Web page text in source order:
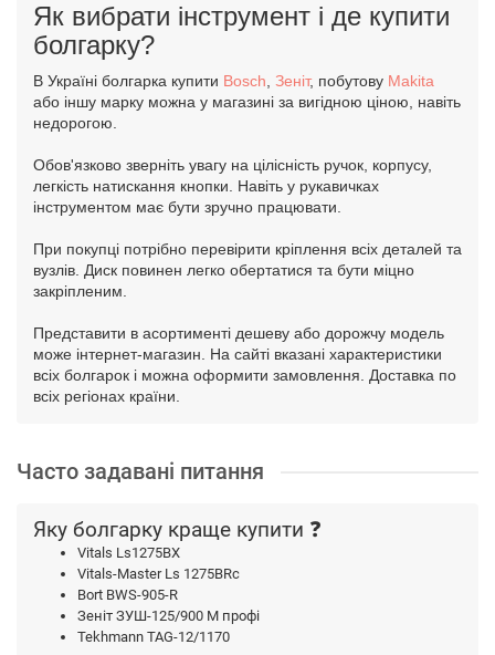
Як вибрати інструмент і де купити
болгарку?
В Україні болгарка купити Bosch, Зеніт, побутову Makita
або іншу марку можна у магазині за вигідною ціною, навіть
недорогою.
Обов'язково зверніть увагу на цілісність ручок, корпусу,
легкість натискання кнопки. Навіть у рукавичках
інструментом має бути зручно працювати.
При покупці потрібно перевірити кріплення всіх деталей та
вузлів. Диск повинен легко обертатися та бути міцно
закріпленим.
Представити в асортименті дешеву або дорожчу модель
може інтернет-магазин. На сайті вказані характеристики
всіх болгарок і можна оформити замовлення. Доставка по
всіх регіонах країни.
Часто задавані питання
Яку болгарку краще купити ❓
Vitals Ls1275BX
Vitals-Master Ls 1275BRc
Bort BWS-905-R
Зеніт ЗУШ-125/900 М профі
Tekhmann TAG-12/1170